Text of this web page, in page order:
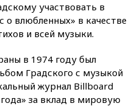
участвовать в
о влюбленных» в качестве
и всей музыки.
в 1974 году был
Градского с музыкой
журнал Billboard
за вклад в мировую